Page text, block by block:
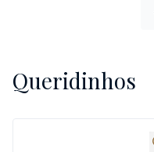
Queridinhos